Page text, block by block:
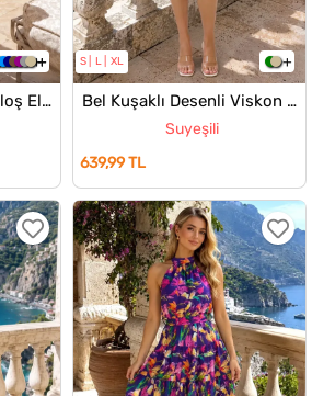
Kadın Bisiklet Yaka Kiloş Elbise
S L XL
Bel Kuşaklı Desenli Viskon Elbise
Suyeşili
639,99 TL